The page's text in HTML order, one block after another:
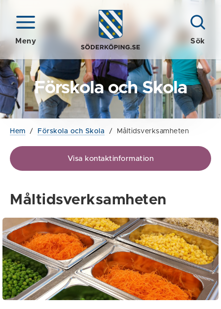
Meny Sök
Förskola och Skola
Hem / Förskola och Skola / Måltidsverksamheten
Visa kontaktinformation
Måltidsverksamheten